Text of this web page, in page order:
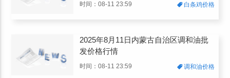
时间：08-11 23:59 白条鸡价格
2025年8月11日内蒙古自治区调和油批
发价格行情
时间：08-11 23:59 调和油价格